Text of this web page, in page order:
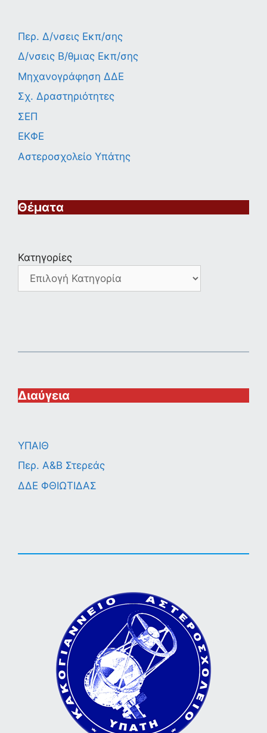
Περ. Δ/νσεις Εκπ/σης
Δ/νσεις Β/θμιας Εκπ/σης
Μηχανογράφηση ΔΔΕ
Σχ. Δραστηριότητες
ΣΕΠ
ΕΚΦΕ
Αστεροσχολείο Υπάτης
Θέματα
Κατηγορίες
Διαύγεια
ΥΠΑΙΘ
Περ. A&B Στερεάς
ΔΔΕ ΦΘΙΩΤΙΔΑΣ